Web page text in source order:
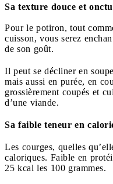
Sa texture douce et
Pour le potiron, tout
cuisson, vous serez
de son goût.
Il peut se décliner en
mais aussi en purée, en
grossièrement coupés et
d’une viande.
Sa faible teneur en
Les courges, quelles
caloriques. Faible en
25 kcal les 100 grammes.